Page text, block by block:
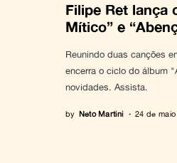
Filipe Ret lança
Mítico” e
Reunindo duas canções
encerra o ciclo do álbum
novidades. Assista.
by Neto Martini 24 de